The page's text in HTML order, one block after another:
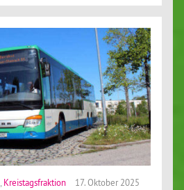
Kreistagsfraktion 17. Oktober 2025